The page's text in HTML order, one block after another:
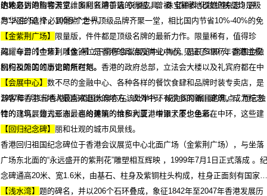
的地方，
达人必到的购物天堂。国际名牌手袋.衣履皮具、珠宝钟表,化妆护肤品均是极
尽华丽的选择，100多个世界顶级品牌齐聚一堂，相比国内节省10%-40%的免
税价格，更独家限量版，件件都是顶级名牌的最新力作。限量稀有，值得珍
藏。车游【中环】【金钟】是香港的政治及商业中心，是很多银行、跨国金融
机构及外国领事馆的所在地。香港的政府总部，立法会大楼以及礼宾府都在中
环。在中环有数不尽的金融中心、各种各样的餐饮食肆和品牌时装专卖店，是
游客和香港当地人最喜欢逛街的地方。此外中环有很多的新旧建筑，成为标志
性的建筑，曾为亚洲最高的建筑的怡和大厦，中银大厦也坐落在中环，这些建
筑构成香港岛美丽和壮观的城市风景线。
小轮是访港旅客游览维多利亚港首选的行程，曾被《国家地理旅游杂志》评
为"人生 50 个必到景点"之一。
【金紫荆广场】
闪耀夺目的金紫荆雕像,停立于湾仔会议展览中心海傍,见证了1997年香港主权
回归祖国的的历史聚焦时刻。
【会展中心】
1997年7月1日香港回归祖国大典亦在该处举行，成为国际瞩目的焦点，而它独
特的飞鸟展翅式形态，也给美丽的维多利亚港增添了不少色彩。
【回归纪念碑】
香港回归祖国纪念碑位于香港会议展览中心北面广场（金紫荆广场），与坐落
广场东北面的“永远盛开的紫荆花”雕塑相互辉映 ，1999年7月1日正式落成 。纪
念碑通高20米、宽1.6米，由基石、柱身及紫铜柱头构成，柱身正面刻有国家主
席江泽民亲题的碑名，并以206个石环叠成，象征1842年至2047年香港发展历
【浅水湾】